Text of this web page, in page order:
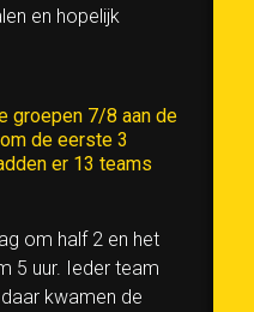
en hopelijk
groepen 7/8 aan de
de eerste 3
er 13 teams
om half 2 en het
5 uur. Ieder team
kwamen de